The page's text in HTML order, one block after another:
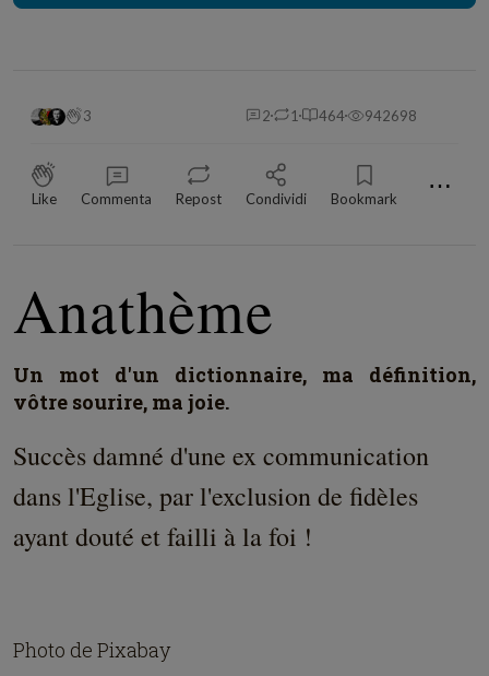
3 2 1 464 942698
Like Commenta Repost Condividi Bookmark ⋯
Anathème
Un mot d'un dictionnaire, ma définition,
vôtre sourire, ma joie.
Succès damné d'une ex communication
dans l'Eglise, par l'exclusion de fidèles
ayant douté et failli à la foi !
Photo de Pixabay